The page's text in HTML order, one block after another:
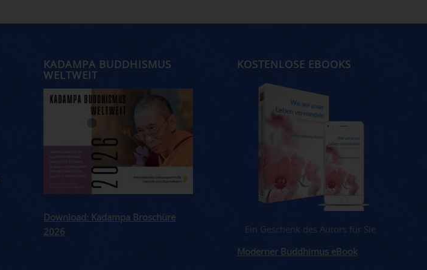
KADAMPA BUDDHISMUS
WELTWEIT
Download: Kadampa Broschüre
2026
KOSTENLOSE EBOOKS
Ein Geschenk des Autors für Sie.
Moderner Buddhimus eBook